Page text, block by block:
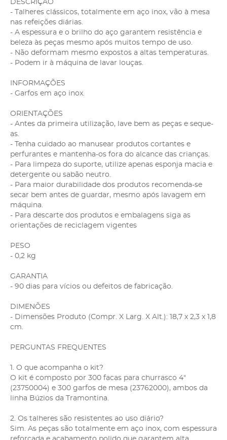
DESCRIÇÃO
- Talheres clássicos, totalmente em aço inox, vão à mesa
nas refeições diárias.
- A espessura e o brilho do aço garantem resistência e
beleza às peças mesmo após muitos tempo de uso.
- Não deformam mesmo expostos a altas temperaturas.
- Podem ir à máquina de lavar louças.
INFORMAÇÕES
- Garfos em aço inox.
ORIENTAÇÕES
- Antes da primeira utilização, lave bem as peças e seque-
as.
- Tenha cuidado ao manusear produtos cortantes e
perfurantes e mantenha-os fora do alcance das crianças.
- Para limpeza do suporte, utilize apenas esponja macia e
detergente ou sabão neutro.
- Para maior durabilidade dos produtos recomenda-se
secar bem antes de guardar, mesmo após lavagem em
máquina.
- Para descarte dos produtos e embalagens siga as
orientações de reciclagem vigentes
PESO
- 0,2 kg
GARANTIA
- 90 dias para vícios ou defeitos de fabricação.
DIMENÕES
- Dimensões Produto (Compr. X Larg. X Alt.): 18,7 x 2,3 x 1,8
cm.
PERGUNTAS FREQUENTES
1. O que acompanha o kit?
O kit é composto por 300 facas para churrasco 4"
(23750004) e 300 garfos de mesa (23762000), ambos da
linha Búzios da Tramontina.
2. Os talheres são resistentes ao uso diário?
Sim. As peças são totalmente em aço inox, com espessura